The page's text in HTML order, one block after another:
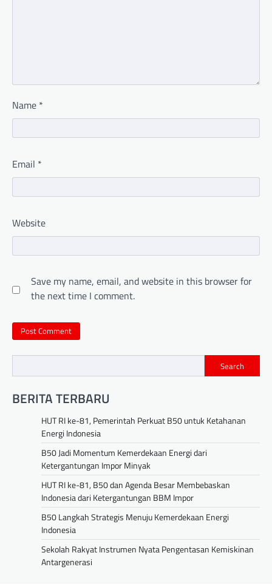
Name *
Email *
Website
Save my name, email, and website in this browser for
the next time I comment.
Search
BERITA TERBARU
HUT RI ke-81, Pemerintah Perkuat B50 untuk Ketahanan
Energi Indonesia
B50 Jadi Momentum Kemerdekaan Energi dari
Ketergantungan Impor Minyak
HUT RI ke-81, B50 dan Agenda Besar Membebaskan
Indonesia dari Ketergantungan BBM Impor
B50 Langkah Strategis Menuju Kemerdekaan Energi
Indonesia
Sekolah Rakyat Instrumen Nyata Pengentasan Kemiskinan
Antargenerasi